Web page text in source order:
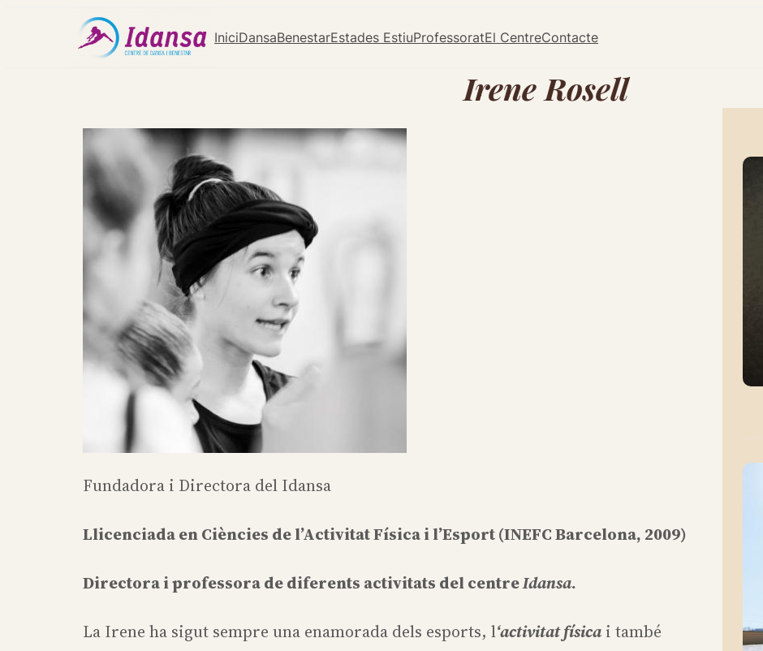
IniciDansaBenestarEstades EstiuProfessoratEl CentreContacte
Irene Rosell
Fundadora i Directora del Idansa
Llicenciada en Ciències de l’Activitat Física i l’Esport (INEFC Barcelona, 2009)
Directora i professora de diferents activitats del centreIdansa.
La Irene ha sigut sempre una enamorada dels esports, l‘activitat física i també